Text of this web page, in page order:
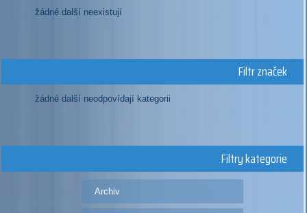
žádné další neexistují
Filtr značek
žádné další neodpovídají kategorii
Filtry kategorie
Archiv